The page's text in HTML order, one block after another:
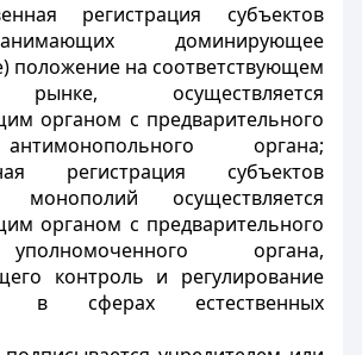
регистрация субъектов
доминирующее
положение на соответствующем
осуществляется
органом с предварительного
органа;
регистрация субъектов
монополий осуществляется
органом с предварительного
органа,
контроль и регулирование
в сферах естественных